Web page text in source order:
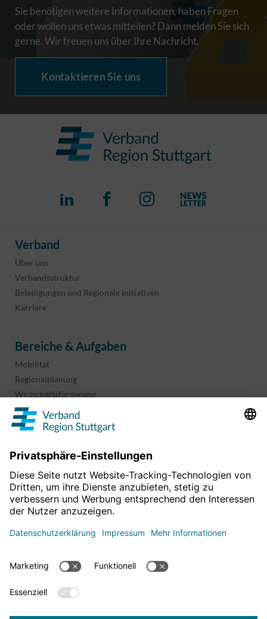
Sie benötigen weitere Informationen, haben Fragen
oder wollen uns etwas mitteilen? Dann melden Sie sich
gerne. Wir freuen uns über Ihre Nachricht.
Kontaktieren Sie uns
Verband
Über uns
Verbandsstruktur
Beteiligungen und Regionale Initiativen
Karriere
Bereiche & Aufgaben
Mobilität
Regionalplanung
Wirtschaftsförderung
Sport und Kultur
Projekte & Programme
Informationen & Downloads
Geoinformation